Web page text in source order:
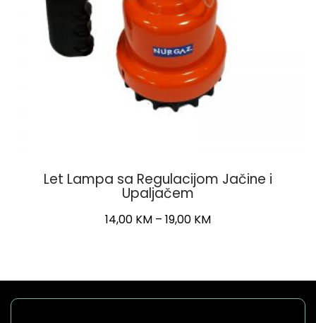
Let Lampa sa Regulacijom Jačine i
Upaljačem
14,00 KM – 19,00 KMPrice